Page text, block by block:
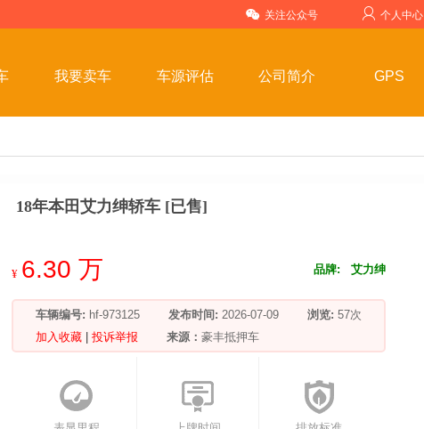
关注公众号 个人中心
我要卖车 车源评估 公司简介 GPS
18年本田艾力绅轿车 [已售]
¥ 6.30 万 品牌: 艾力绅
车辆编号: hf-973125 发布时间: 2026-07-09 浏览: 57次
加入收藏
投诉举报 来源： 豪丰抵押车